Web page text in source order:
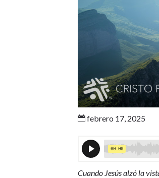
 febrero 17, 2025
Cuando Jesús alzó la